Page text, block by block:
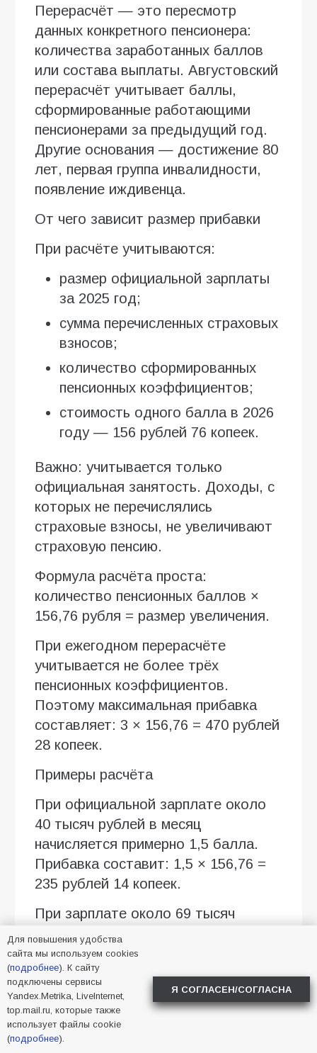
Перерасчёт — это пересмотр
данных конкретного пенсионера:
количества заработанных баллов
или состава выплаты. Августовский
перерасчёт учитывает баллы,
сформированные работающими
пенсионерами за предыдущий год.
Другие основания — достижение 80
лет, первая группа инвалидности,
появление иждивенца.
От чего зависит размер прибавки
При расчёте учитываются:
размер официальной зарплаты
за 2025 год;
сумма перечисленных страховых
взносов;
количество сформированных
пенсионных коэффициентов;
стоимость одного балла в 2026
году — 156 рублей 76 копеек.
Важно: учитывается только
официальная занятость. Доходы, с
которых не перечислялись
страховые взносы, не увеличивают
страховую пенсию.
Формула расчёта проста:
количество пенсионных баллов ×
156,76 рубля = размер увеличения.
При ежегодном перерасчёте
учитывается не более трёх
пенсионных коэффициентов.
Поэтому максимальная прибавка
составляет: 3 × 156,76 = 470 рублей
28 копеек.
Примеры расчёта
При официальной зарплате около
40 тысяч рублей в месяц
начисляется примерно 1,5 балла.
Прибавка составит: 1,5 × 156,76 =
235 рублей 14 копеек.
При зарплате около 69 тысяч
рублей и выше можно достичь
максимального количества
учитываемых баллов. В этом
случае прибавка будет предельной
— 470 рублей 28 копеек.
Именно поэтому два пенсионера с
Для повышения удобства
сайта мы используем cookies
(подробнее). К сайту
подключены сервисы
Yandex.Metrika, LiveInternet,
top.mail.ru, которые также
использует файлы cookie
(подробнее).
Я СОГЛАСЕН/СОГЛАСНА